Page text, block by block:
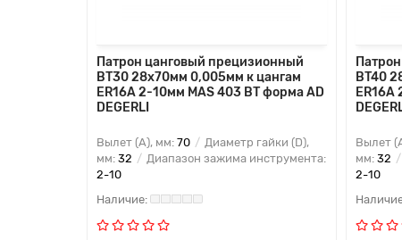
Патрон цанговый прецизионный
BT30 28x70мм 0,005мм к цангам
ER16A 2-10мм MAS 403 BT форма AD
DEGERLI
Вылет (A), мм: 70
Диаметр гайки (D),
мм: 32
Диапазон зажима инструмента:
2-10
BT40
Вылет
мм: 32
2-10